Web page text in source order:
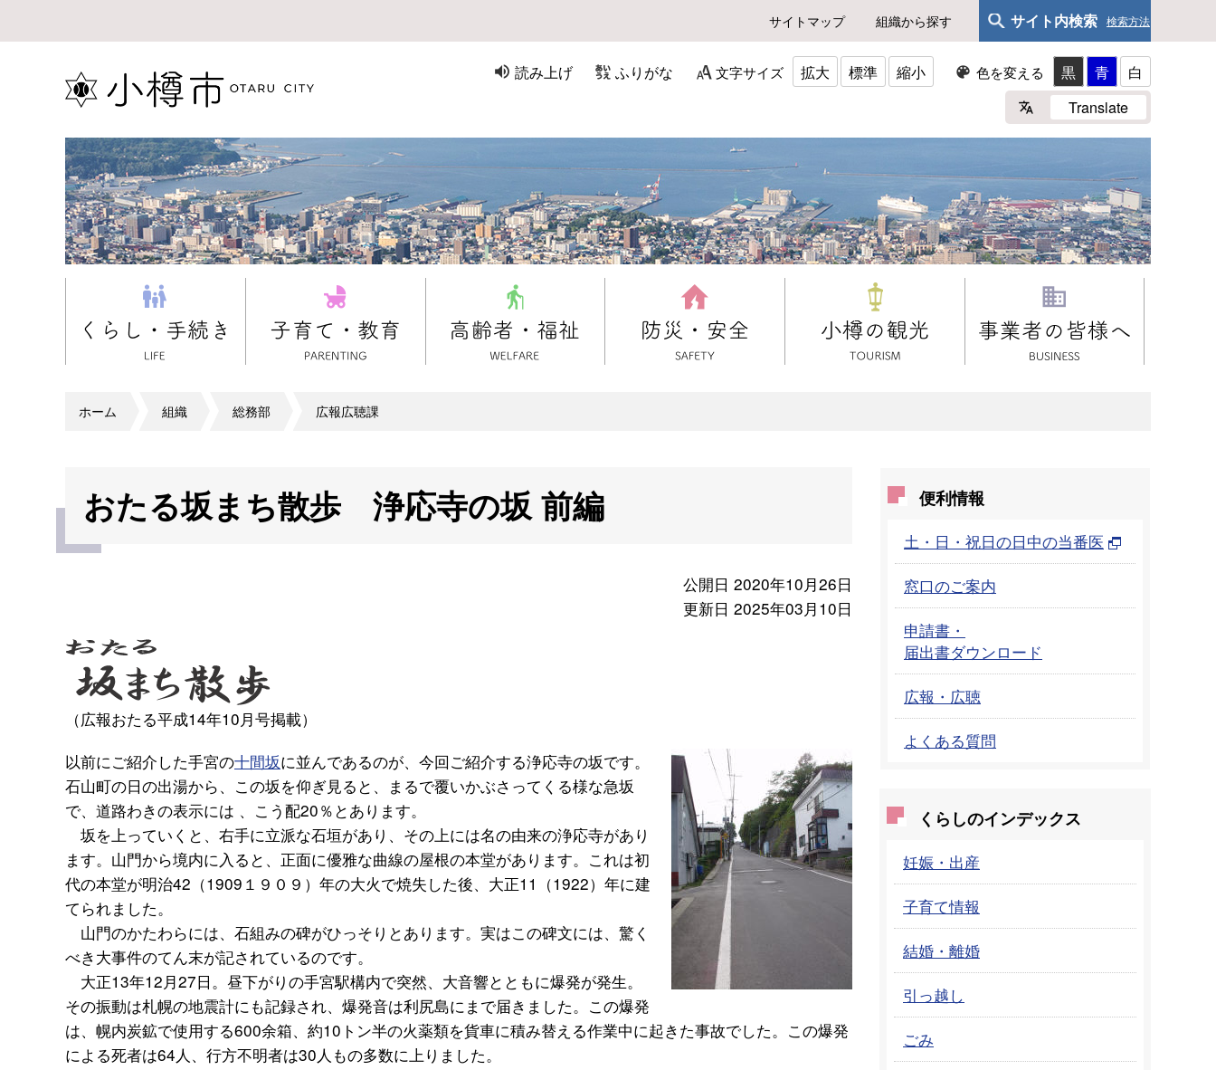
サイトマップ 組織から探す サイト内検索 検索方法
読み上げ ふりがな 文字サイズ 拡大 標準 縮小 色を変える 黒 青
白
Translate
ホーム 組織 総務部 広報広聴課
おたる坂まち散歩 浄応寺の坂 前編
公開日 2020年10月26日
更新日 2025年03月10日
（広報おたる平成14年10月号掲載）
以前にご紹介した手宮の十間坂に並んであるのが、今回ご紹介する浄応寺の坂です。
石山町の日の出湯から、この坂を仰ぎ見ると、まるで覆いかぶさってくる様な急坂
で、道路わきの表示には 、こう配20％とあります。
坂を上っていくと、右手に立派な石垣があり、その上には名の由来の浄応寺があり
ます。山門から境内に入ると、正面に優雅な曲線の屋根の本堂があります。これは初
代の本堂が明治42（1909１９０９）年の大火で焼失した後、大正11（1922）年に建
てられました。
山門のかたわらには、石組みの碑がひっそりとあります。実はこの碑文には、驚く
べき大事件のてん末が記されているのです。
大正13年12月27日。昼下がりの手宮駅構内で突然、大音響とともに爆発が発生。
その振動は札幌の地震計にも記録され、爆発音は利尻島にまで届きました。この爆発
は、幌内炭鉱で使用する600余箱、約10トン半の火薬類を貨車に積み替える作業中に起きた事故でした。この爆発
による死者は64人、行方不明者は30人もの多数に上りました。
便利情報
土・日・祝日の日中の当番医
窓口のご案内
申請書・
届出書ダウンロード
広報・広聴
よくある質問
くらしのインデックス
妊娠・出産
子育て情報
結婚・離婚
引っ越し
ごみ